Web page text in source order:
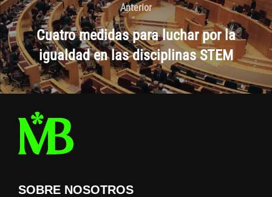
de
entradas
Anterior
Anterior
Cuatro medidas para luchar por la
igualdad en las disciplinas STEM
SOBRE NOSOTROS